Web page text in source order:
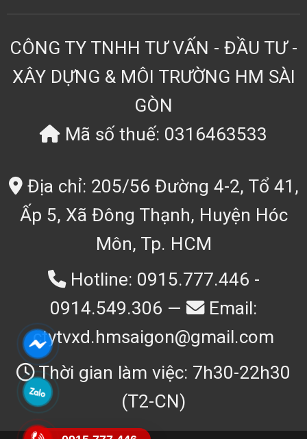
CÔNG TY TNHH TƯ VẤN - ĐẦU TƯ -
XÂY DỰNG & MÔI TRƯỜNG HM SÀI
GÒN
Mã số thuế: 0316463533
Địa chỉ: 205/56 Đường 4-2, Tổ 41,
Ấp 5, Xã Đông Thạnh, Huyện Hóc
Môn, Tp. HCM
Hotline: 0915.777.446 -
0914.549.306 —
Email:
ctytvxd.hmsaigon@gmail.com
Thời gian làm việc: 7h30-22h30
(T2-CN)